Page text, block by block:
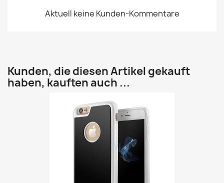
Aktuell keine Kunden-Kommentare
Kunden, die diesen Artikel gekauft
haben, kauften auch ...